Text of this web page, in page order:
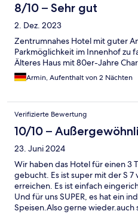
8/10 – Sehr gut
2. Dez. 2023
Zentrumnahes Hotel mit guter
Parkmöglichkeit im Innenhof zu
Älteres Haus mit 80er-Jahre
Armin, Aufenthalt von 2 Nächten
Verifizierte Bewertung
10/10 –
23. Juni 2024
Wir haben das Hotel für einen 3
gebucht. Es ist super mit der S
erreichen. Es ist einfach
Und für uns SUPER, es hat ein
Speisen.Also gerne wieder.auch